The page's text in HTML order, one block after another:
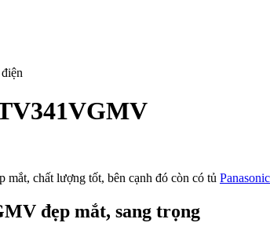
chất lượng tốt, bên cạnh đó còn có tủ
đẹp mắt, sang trọng